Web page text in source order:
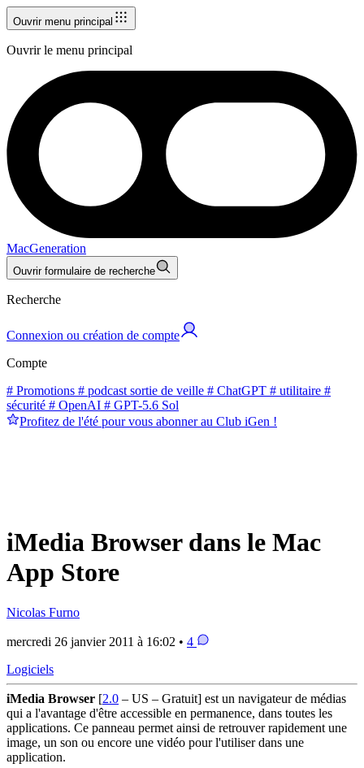
Ouvrir menu principal
Ouvrir le menu principal
MacGeneration
Ouvrir formulaire de recherche
Recherche
Connexion ou création de compte
Compte
# Promotions # podcast sortie de veille # ChatGPT # utilitaire #
sécurité # OpenAI # GPT-5.6 Sol
Profitez de l'été pour vous abonner au Club iGen !
iMedia Browser dans le Mac
App Store
Nicolas Furno
mercredi 26 janvier 2011 à 16:02 • 4
Logiciels
iMedia Browser [2.0 – US – Gratuit] est un navigateur de médias
qui a l'avantage d'être accessible en permanence, dans toutes les
applications. Ce panneau permet ainsi de retrouver rapidement une
image, un son ou encore une vidéo pour l'utiliser dans une
application.